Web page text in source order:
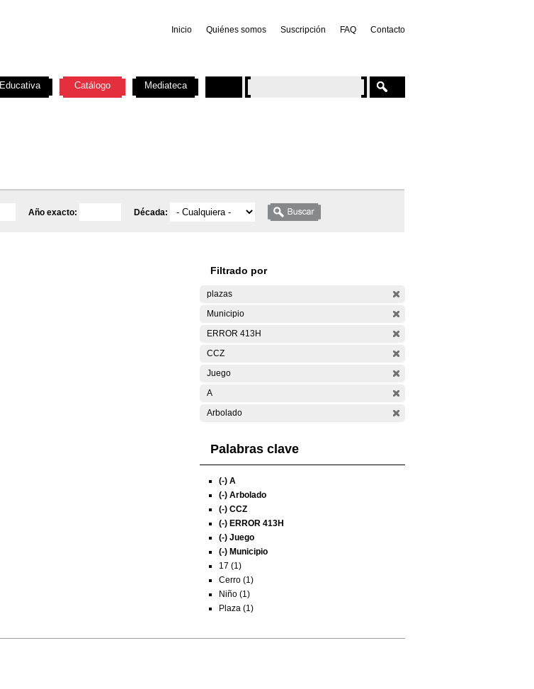
Inicio Quiénes somos Suscripción FAQ Contacto
Año exacto: Década:
Filtrado por
plazas
Municipio
ERROR 413H
CCZ
Juego
A
Arbolado
Palabras clave
(-) A
(-) Arbolado
(-) CCZ
(-) ERROR 413H
(-) Juego
(-) Municipio
17 (1)
Cerro (1)
Niño (1)
Plaza (1)
Educativa Catálogo Mediateca